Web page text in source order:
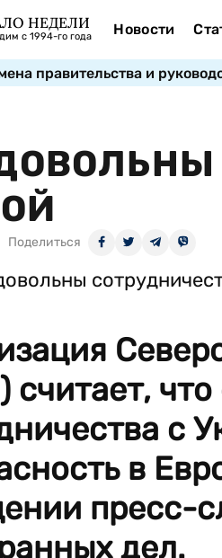
НЕДЕЛИ
с 1994-го года Новости
правительства и
Поделиться
считает,
с
в
пресс-
дел.